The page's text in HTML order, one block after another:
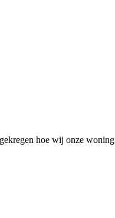
hoe wij onze